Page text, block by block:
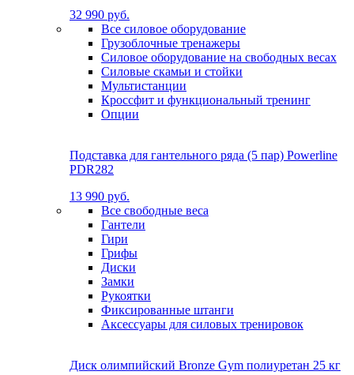
32 990 руб.
Все силовое оборудование
Грузоблочные тренажеры
Силовое оборудование на свободных весах
Силовые скамьи и стойки
Мультистанции
Кроссфит и функциональный тренинг
Опции
Подставка для гантельного ряда (5 пар) Powerline
PDR282
13 990 руб.
Все свободные веса
Гантели
Гири
Грифы
Диски
Замки
Рукоятки
Фиксированные штанги
Аксессуары для силовых тренировок
Диск олимпийский Bronze Gym полиуретан 25 кг